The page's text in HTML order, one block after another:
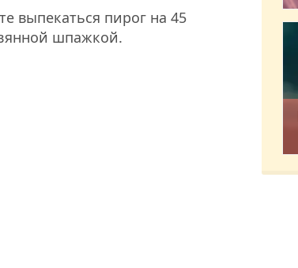
выпекаться пирог на 45
шпажкой.